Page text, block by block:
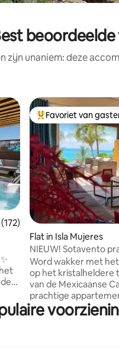
beoordeelde
zijn unaniem: deze
beoordeling van 4,94
Topfavoriet van
Favoriet van
Flat in Isla Mujeres
NIEUW! Sotavento
POOL&OCEAN View
Word wakker met
op het kristalheldere
van de Mexicaanse
prachtige
slaapkamer aan de
de begane grond